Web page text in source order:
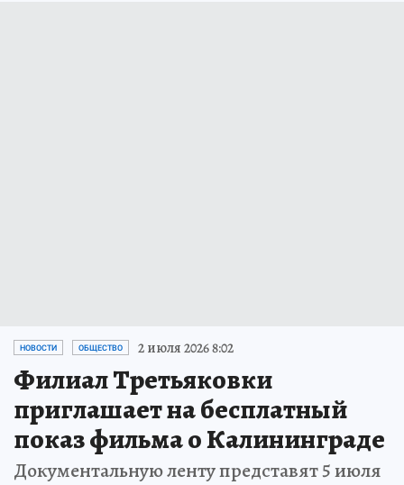
НОВОСТИ ОБЩЕСТВО 2 июля 2026 8:02
Филиал Третьяковки
приглашает на бесплатный
показ фильма о Калининграде
Документальную ленту представят 5 июля